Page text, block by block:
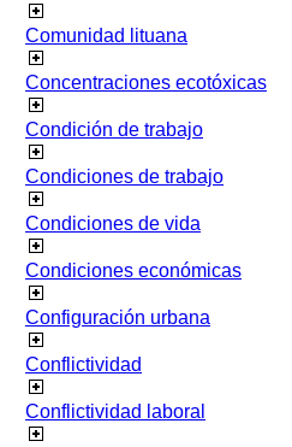
Comunidad lituana
Concentraciones ecotóxicas
Condición de trabajo
Condiciones de trabajo
Condiciones de vida
Condiciones económicas
Configuración urbana
Conflictividad
Conflictividad laboral